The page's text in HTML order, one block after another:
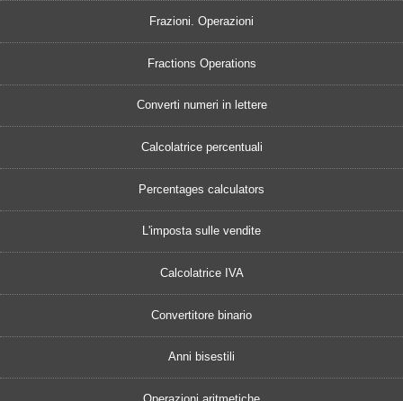
Frazioni. Operazioni
Fractions Operations
Converti numeri in lettere
Calcolatrice percentuali
Percentages calculators
L'imposta sulle vendite
Calcolatrice IVA
Convertitore binario
Anni bisestili